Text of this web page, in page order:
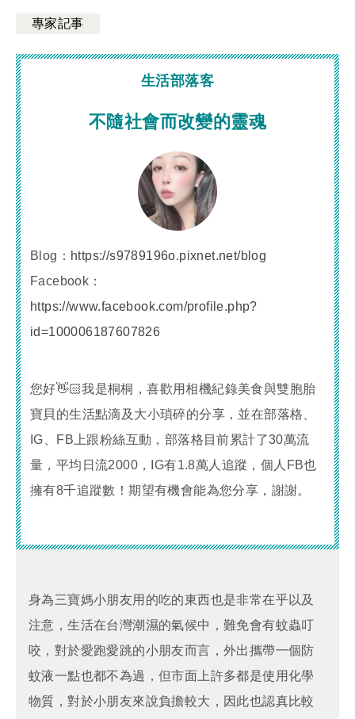
專家記事
生活部落客
不隨社會而改變的靈魂
Blog： https://s9789196o.pixnet.net/blog
Facebook：
https://www.facebook.com/profile.php?
id=100006187607826
您好👋🏻我是桐桐，喜歡用相機紀錄美食與雙胞胎
寶貝的生活點滴及大小瑣碎的分享，並在部落格、
IG、FB上跟粉絲互動，部落格目前累計了30萬流
量，平均日流2000，IG有1.8萬人追蹤，個人FB也
擁有8千追蹤數！期望有機會能為您分享，謝謝。
身為三寶媽小朋友用的吃的東西也是非常在乎以及
注意，生活在台灣潮濕的氣候中，難免會有蚊蟲叮
咬，對於愛跑愛跳的小朋友而言，外出攜帶一個防
蚊液一點也都不為過，但市面上許多都是使用化學
物質，對於小朋友來說負擔較大，因此也認真比較